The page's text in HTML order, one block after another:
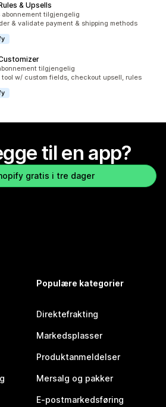
& Upsells
abonnement tilgjengelig
& validate payment & shipping methods
tilgjengelig
w/ custom fields, checkout upsell, rules
til en app?
gratis i tre dager
Populære kategorier
Direktefrakting
Markedsplasser
Produktanmeldelser
Mersalg og pakker
E-postmarkedsføring